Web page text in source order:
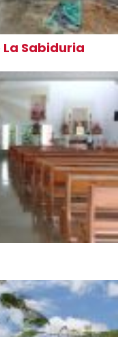
Sabiduria